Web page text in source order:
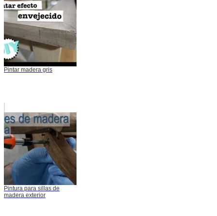
Pintar madera gris
Pintura para sillas de
madera exterior